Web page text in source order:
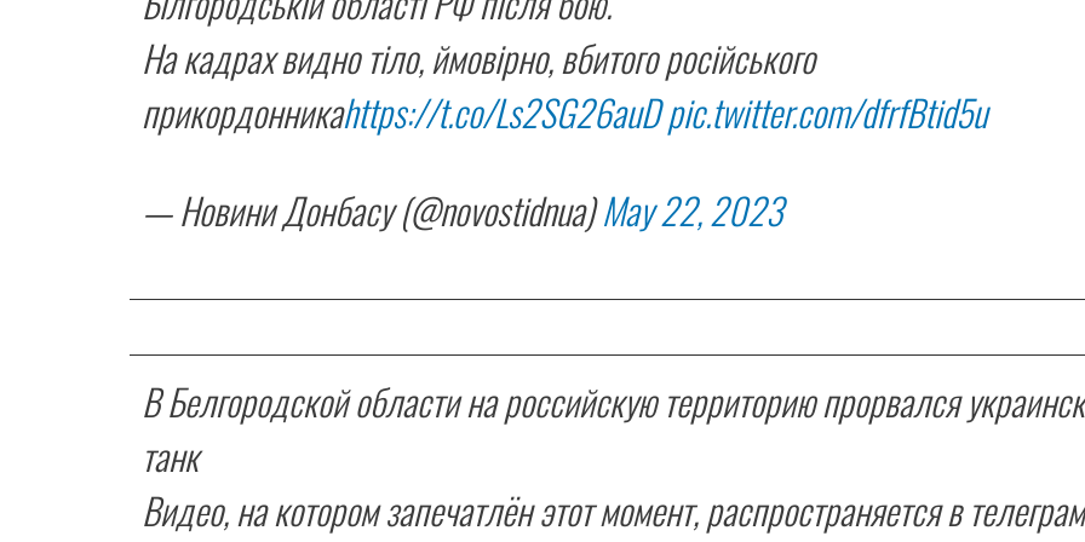
На кадрах видно тіло, ймовірно, вбитого російського
прикордонникаhttps://t.co/Ls2SG26auDpic.twitter.com/dfrfBtid5u
— Новини Донбасу (@novostidnua)May 22, 2023
В Белгородской области на российскую территорию прорвался
танк
Видео, на котором запечатлён этот момент, распространяется в